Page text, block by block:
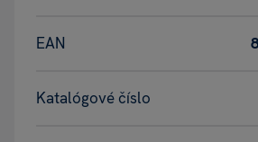
EAN
Katalógové číslo